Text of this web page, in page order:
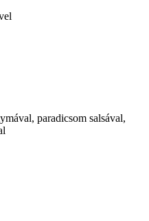
paradicsom salsával,